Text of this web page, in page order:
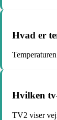
Hvad er
Hvilken
TV2 viser